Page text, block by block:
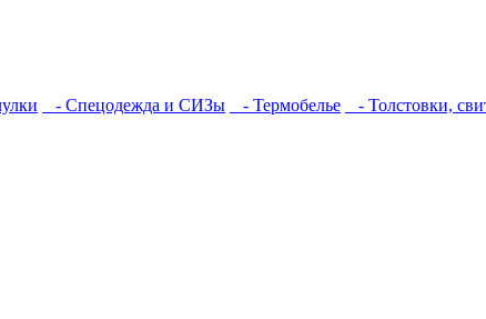
- Спецодежда и СИЗы - Термобелье - Толстовки,